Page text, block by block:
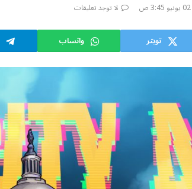
لا توجد تعليقات
تويتر واتساب